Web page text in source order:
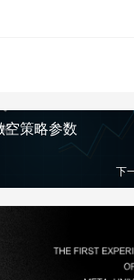
策略参数
下